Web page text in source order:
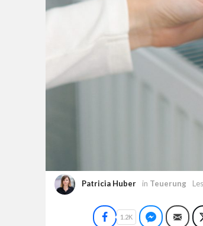
Patricia Huber in Teuerung
Facebook
1.2K Facebook
E-